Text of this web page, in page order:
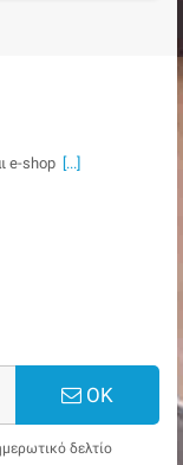
e-shop [...]
ΟΚ
δελτίο